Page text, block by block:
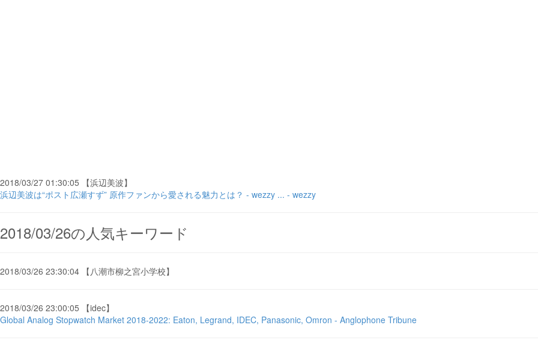
2018/03/27 01:30:05 【浜辺美波】
浜辺美波は“ポスト広瀬すず” 原作ファンから愛される魅力とは？ - wezzy ... - wezzy
2018/03/26の人気キーワード
2018/03/26 23:30:04 【八潮市柳之宮小学校】
2018/03/26 23:00:05 【idec】
Global Analog Stopwatch Market 2018-2022: Eaton, Legrand, IDEC, Panasonic, Omron - Anglophone Tribune